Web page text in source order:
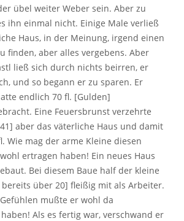
übel weiter Weber sein. Aber zu
ihn einmal nicht. Einige Male verließ
Haus, in der Meinung, irgend einen
finden, aber alles vergebens. Aber
ließ sich durch nichts beirren, er
und so begann er zu sparen. Er
endlich 70 fl. [Gulden]
Eine Feuersbrunst verzehrte
aber das väterliche Haus und damit
Wie mag der arme Kleine diesen
ertragen haben! Ein neues Haus
Bei diesem Baue half der kleine
über 20] fleißig mit als Arbeiter.
mußte er wohl da
Als es fertig war, verschwand er